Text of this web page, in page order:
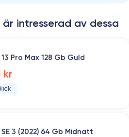
är intresserad av dessa
Pro Max 128 Gb Guld
kr
3 (2022) 64 Gb Midnatt